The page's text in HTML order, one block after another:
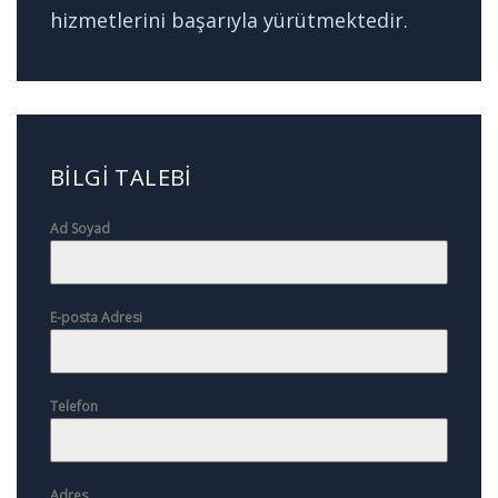
hizmetlerini başarıyla yürütmektedir.
BILGI TALEBI
Ad Soyad
E-posta Adresi
Telefon